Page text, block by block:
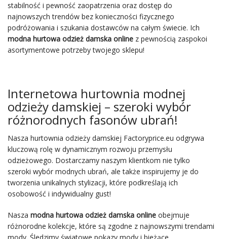
stabilność i pewność zaopatrzenia oraz dostęp do
najnowszych trendów bez konieczności fizycznego
podróżowania i szukania dostawców na całym świecie. Ich
modna hurtowa odzież damska online z pewnością zaspokoi
asortymentowe potrzeby twojego sklepu!
Internetowa hurtownia modnej
odzieży damskiej – szeroki wybór
różnorodnych fasonów ubrań!
Nasza hurtownia odzieży damskiej Factoryprice.eu odgrywa
kluczową rolę w dynamicznym rozwoju przemysłu
odzieżowego. Dostarczamy naszym klientkom nie tylko
szeroki wybór modnych ubrań, ale także inspirujemy je do
tworzenia unikalnych stylizacji, które podkreślają ich
osobowość i indywidualny gust!
Nasza modna hurtowa odzież damska online obejmuje
różnorodne kolekcje, które są zgodne z najnowszymi trendami